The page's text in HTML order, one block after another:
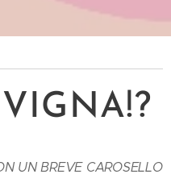
UN BREVE CAROSELLO